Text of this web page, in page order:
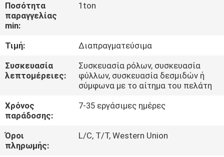
ΕΠΙΚΟΙΝΩΝΉΣΤΕ
ΜΑΣ
ΕΙΔΉΣΕΙΣ
ΥΠΟΘΈΣΕΙΣ
SITEMAP
Ποσότητα
παραγγελίας
min:
1ton
Τιμή:
Διαπραγματεύσιμα
Συσκευασία
λεπτομέρειες:
Συσκευασία ρόλων, συσκευασία
φύλλων, συσκευασία δεσμιδών ή
σύμφωνα με το αίτημα του πελάτη
Χρόνος
παράδοσης:
7-35 εργάσιμες ημέρες
Όροι
πληρωμής:
L/C, T/T, Western Union